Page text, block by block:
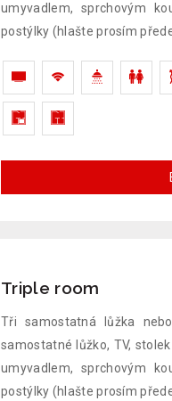
umyvadlem, sprchovým
postýlky (hlašte prosím
Triple room
Tři samostatná lůžka
samostatné lůžko, TV,
umyvadlem, sprchovým
postýlky (hlašte prosím